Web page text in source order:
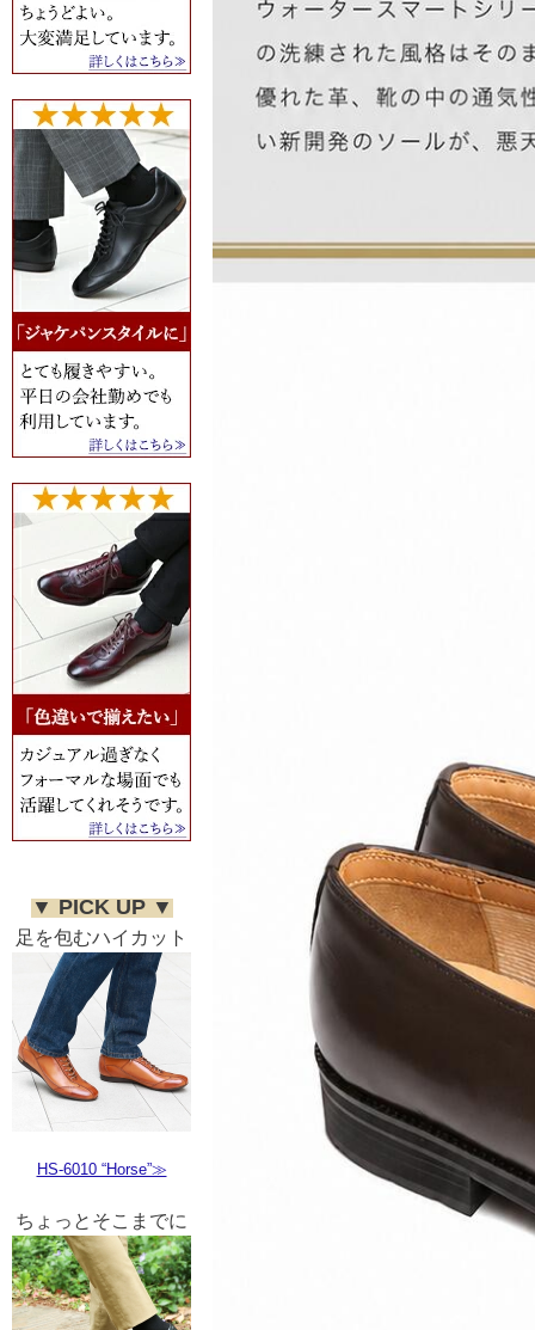
▼ PICK UP ▼
足を包むハイカット
HS-6010 “Horse”≫
ちょっとそこまでに